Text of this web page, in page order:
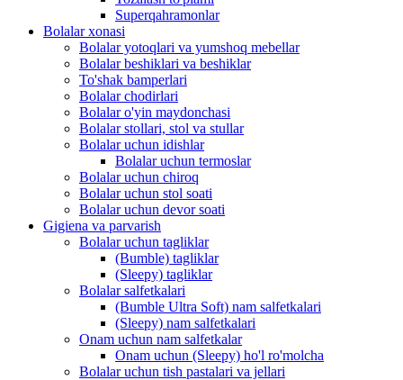
Superqahramonlar
Bolalar xonasi
Bolalar yotoqlari va yumshoq mebellar
Bolalar beshiklari va beshiklar
To'shak bamperlari
Bolalar chodirlari
Bolalar o'yin maydonchasi
Bolalar stollari, stol va stullar
Bolalar uchun idishlar
Bolalar uchun termoslar
Bolalar uchun chiroq
Bolalar uchun stol soati
Bolalar uchun devor soati
Gigiena va parvarish
Bolalar uchun tagliklar
(Bumble) tagliklar
(Sleepy) tagliklar
Bolalar salfetkalari
(Bumble Ultra Soft) nam salfetkalari
(Sleepy) nam salfetkalari
Onam uchun nam salfetkalar
Onam uchun (Sleepy) ho'l ro'molcha
Bolalar uchun tish pastalari va jellari